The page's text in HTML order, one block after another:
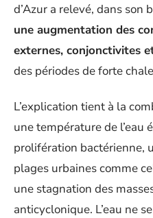
d’Azur a relevé, dans
une augmentation des
externes, conjonctivites
des périodes de forte
L’explication tient à la
une température de l’eau
prolifération bactérienne,
plages urbaines comme
une stagnation des
anticyclonique. L’eau ne